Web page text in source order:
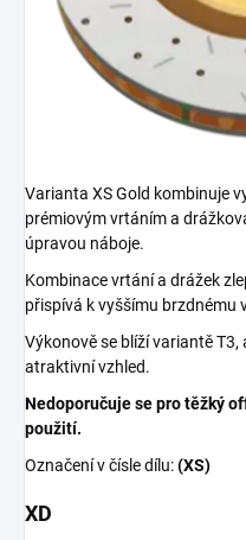
Varianta XS Gold kombinuje
prémiovým vrtáním a
úpravou náboje.
Kombinace vrtání a drážek
přispívá k vyššímu brzdnému
Výkonově se blíží variantě
atraktivní vzhled.
Nedoporučuje se pro těžký
použití.
Označení v čísle dílu:(XS)
XD